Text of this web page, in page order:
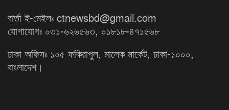
বার্তা ই-মেইলঃ ctnewsbd@gmail.com
যোগাযোগঃ ০৩১-৬২৬৫৬৩, ০১৮১৮-৪৭১৫৬৮
ঢাকা অফিসঃ ১০৫ ফকিরাপুল, মালেক মার্কেট, ঢাকা-১০০০,
বাংলাদেশ।